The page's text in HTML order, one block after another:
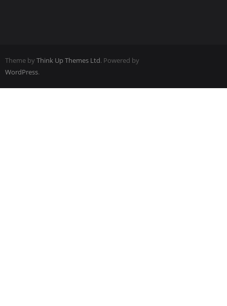
Theme by Think Up Themes Ltd. Powered by
WordPress.